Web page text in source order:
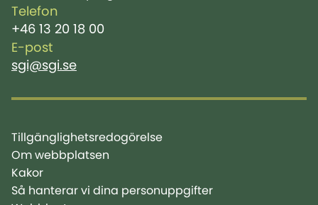
Telefon
+46 13 20 18 00
E-post
sgi@sgi.se
Tillgänglighetsredogörelse
Om webbplatsen
Kakor
Så hanterar vi dina personuppgifter